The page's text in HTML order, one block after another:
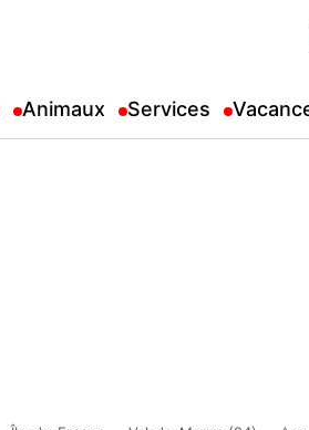
Animaux Services